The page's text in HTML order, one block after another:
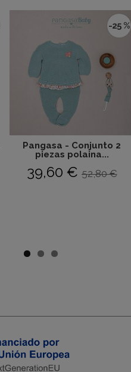
-25 %
Pangasa - Conjunto 2
piezas polaina...
39,60 € 52,80 €